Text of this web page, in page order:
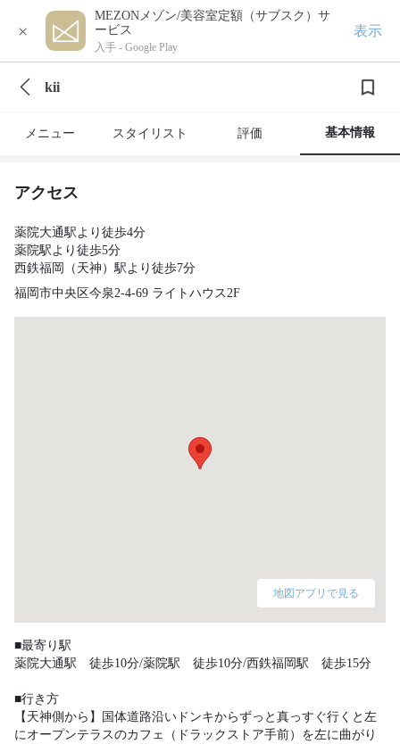
×
MEZONメゾン/美容室定額（サブスク）サ
ービス
入手 - Google Play
表示
kii
メニュー スタイリスト 評価 基本情報
アクセス
薬院大通駅より徒歩4分
薬院駅より徒歩5分
西鉄福岡（天神）駅より徒歩7分
福岡市中央区今泉2-4-69 ライトハウス2F
地図アプリで見る
■最寄り駅
薬院大通駅　徒歩10分/薬院駅　徒歩10分/西鉄福岡駅　徒歩15分
■行き方
【天神側から】国体道路沿いドンキからずっと真っすぐ行くと左
にオープンテラスのカフェ（ドラックストア手前）を左に曲がり